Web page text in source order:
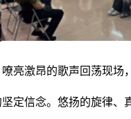
亮激昂的歌声回荡现场
定信念。悠扬的旋律、